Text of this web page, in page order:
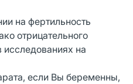
на фертильность
отрицательного
исследованиях на
если Вы беременны,